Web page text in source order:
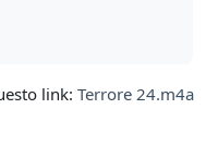
link: Terrore 24.m4a